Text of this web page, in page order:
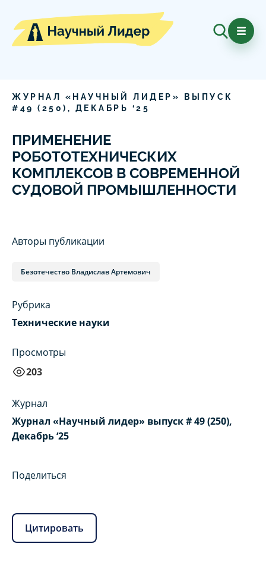
ЖУРНАЛ «НАУЧНЫЙ ЛИДЕР» ВЫПУСК
# 49 ( 250 ), ДЕКАБРЬ ‘25
ПРИМЕНЕНИЕ
РОБОТОТЕХНИЧЕСКИХ
КОМПЛЕКСОВ В СОВРЕМЕННОЙ
СУДОВОЙ ПРОМЫШЛЕННОСТИ
Авторы публикации
Безотечество Владислав Артемович
Рубрика
Технические науки
Просмотры
203
Журнал
Журнал «Научный лидер» выпуск # 49 (250),
Декабрь ‘25
Поделиться
Цитировать